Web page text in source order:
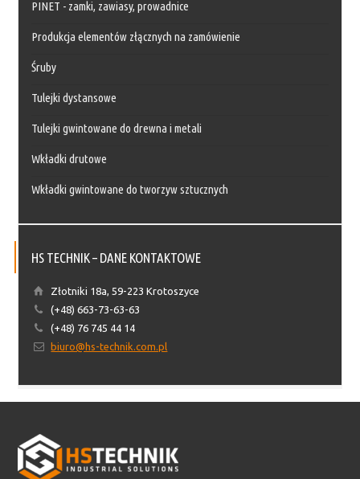
PINET - zamki, zawiasy, prowadnice
Produkcja elementów złącznych na zamówienie
Śruby
Tulejki dystansowe
Tulejki gwintowane do drewna i metali
Wkładki drutowe
Wkładki gwintowane do tworzyw sztucznych
HS TECHNIK – DANE KONTAKTOWE
Złotniki 18a, 59-223 Krotoszyce
(+48) 663-73-63-63
(+48) 76 745 44 14
biuro@hs-technik.com.pl